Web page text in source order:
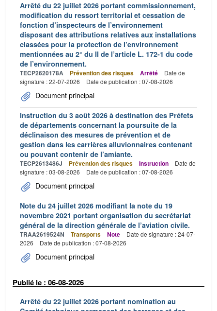
Arrêté du 22 juillet 2026 portant commissionnement,
modification du ressort territorial et cessation de
fonction d’inspecteurs de l’environnement
disposant des attributions relatives aux installations
classées pour la protection de l’environnement
mentionnées au 2° du II de l’article L. 172-1 du code
de l’environnement.
TECP2620178A Prévention des risques Arrêté
Date de
signature : 22-07-2026
Date de publication : 07-08-2026
Document principal
Instruction du 3 août 2026 à destination des Préfets
de départements concernant la poursuite de la
déclinaison des mesures de prévention et de
gestion dans les carrières alluvionnaires contenant
ou pouvant contenir de l’amiante.
TECP2613486J Prévention des risques Instruction
Date de
signature : 03-08-2026
Date de publication : 07-08-2026
Document principal
Note du 24 juillet 2026 modifiant la note du 19
novembre 2021 portant organisation du secrétariat
général de la direction générale de l’aviation civile.
TRAA2619524N Transports Note
Date de signature : 24-07-
2026
Date de publication : 07-08-2026
Document principal
Publié le : 06-08-2026
Arrêté du 22 juillet 2026 portant nomination au